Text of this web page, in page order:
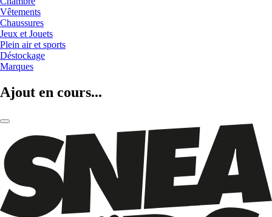
Vêtements
Chaussures
Jeux et Jouets
Plein air et sports
Déstockage
Marques
Ajout en cours...